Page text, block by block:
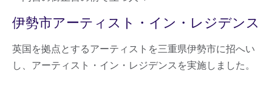
伊勢市アーティスト・イン・レジデンス
英国を拠点とするアーティストを三重県伊勢市に招へい
し、アーティスト・イン・レジデンスを実施しました。